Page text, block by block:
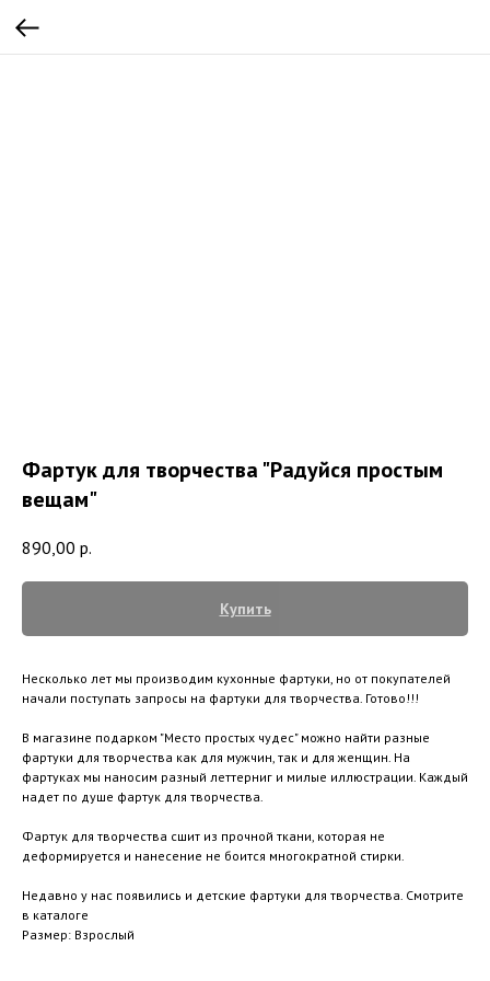
Фартук для творчества "Радуйся простым
вещам"
890,00 р.
Купить
Несколько лет мы производим кухонные фартуки, но от покупателей
начали поступать запросы на фартуки для творчества. Готово!!!
В магазине подарком "Место простых чудес" можно найти разные
фартуки для творчества как для мужчин, так и для женщин. На
фартуках мы наносим разный леттерниг и милые иллюстрации. Каждый
надет по душе фартук для творчества.
Фартук для творчества сшит из прочной ткани, которая не
деформируется и нанесение не боится многократной стирки.
Недавно у нас появились и детские фартуки для творчества. Смотрите
в каталоге
Размер: Взрослый